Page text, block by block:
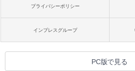
プライバシーポリシー
インプレスグループ
PC版で見る